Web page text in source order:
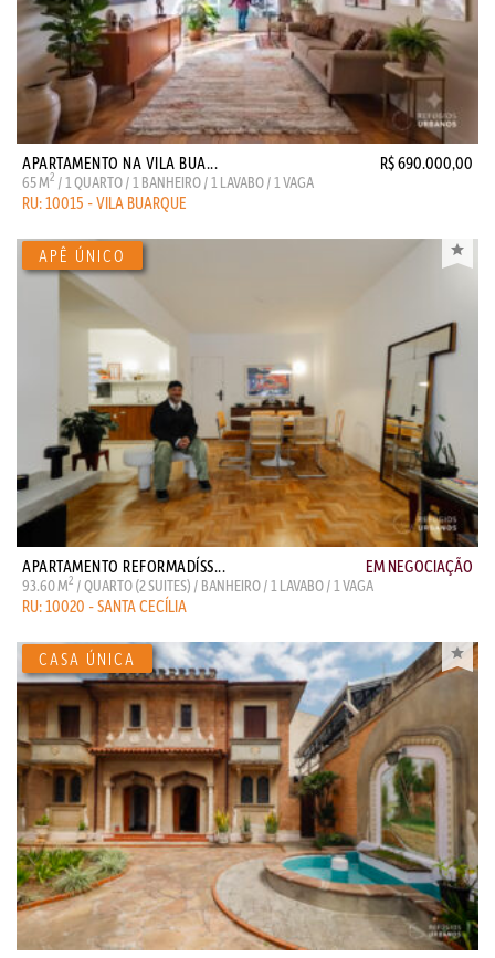
APARTAMENTO NA VILA BUA... R$ 690.000,00
65 M2 / 1 QUARTO / 1 BANHEIRO / 1 LAVABO / 1 VAGA
RU: 10015 - VILA BUARQUE
APARTAMENTO REFORMADÍSS... EM NEGOCIAÇÃO
93.60 M2 / QUARTO (2 SUITES) / BANHEIRO / 1 LAVABO / 1 VAGA
RU: 10020 - SANTA CECÍLIA